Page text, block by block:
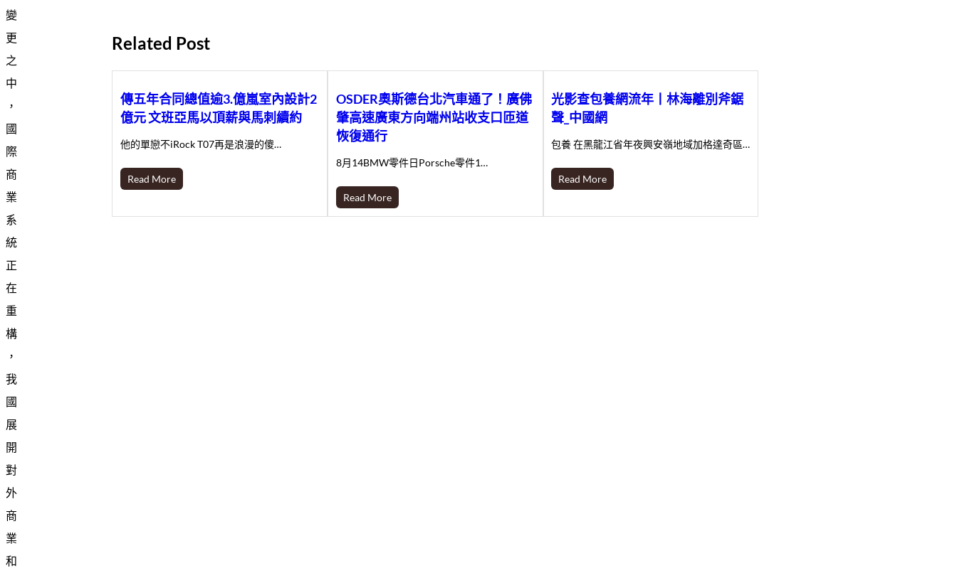
變
更
之
中
，
國
際
商
業
系
統
正
在
重
構
，
我
國
展
開
對
外
商
業
和
Related Post
傳五年合同總值逾3.億嵐室內設計2
億元 文班亞馬以頂薪與馬刺續約
他的單戀不iRock T07再是浪漫的傻…
Read More
OSDER奧斯德台北汽車通了！廣佛
肇高速廣東方向端州站收支口匝道
恢復通行
8月14BMW零件日Porsche零件1…
Read More
光影查包養網流年丨林海離別斧鋸
聲_中國網
包養 在黑龍江省年夜興安嶺地域加格達奇區…
Read More